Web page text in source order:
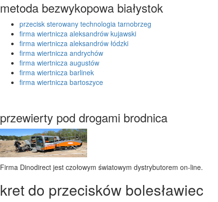
metoda bezwykopowa białystok
przecisk sterowany technologia tarnobrzeg
firma wiertnicza aleksandrów kujawski
firma wiertnicza aleksandrów łódzki
firma wiertnicza andrychów
firma wiertnicza augustów
firma wiertnicza barlinek
firma wiertnicza bartoszyce
przewierty pod drogami brodnica
Firma Dinodirect jest czołowym światowym dystrybutorem on-line.
kret do przecisków bolesławiec